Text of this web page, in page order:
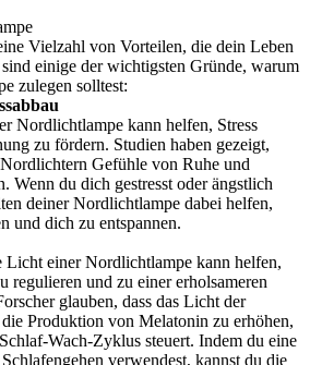
Vielzahl von Vorteilen, die dein Leben
einige der wichtigsten Gründe, warum
zulegen solltest:
Nordlichtlampe kann helfen, Stress
zu fördern. Studien haben gezeigt,
Gefühle von Ruhe und
Wenn du dich gestresst oder ängstlich
deiner Nordlichtlampe dabei helfen,
und dich zu entspannen.
Licht einer Nordlichtlampe kann helfen,
regulieren und zu einer erholsameren
glauben, dass das Licht der
Produktion von Melatonin zu erhöhen,
Wach-Zyklus steuert. Indem du eine
verwendest, kannst du die